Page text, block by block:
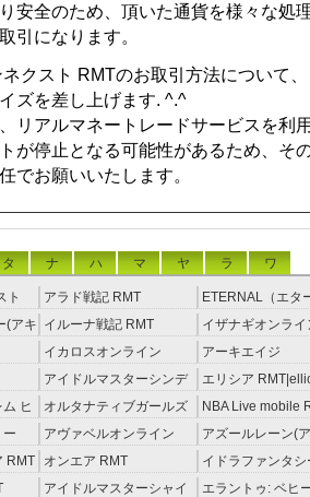
安全のため、頂いた通貨を様々な処
引になります。
クスト RMTのお取引方法について
ズを差し上げます. ^.^
リアルマネートレードサービスを利
が停止となる可能性があるため、そ
でお願いいたします。
タ ナ ハ マ ヤ ラ ワ
ト
アラド戦記 RMT
ETERNAL（エタ
RMT
(アキ イルーナ戦記 RMT
イザナギオンライ
イカロスオンライン
RMT（予約制）
アーキエイジ
RMT|ArcheAge
約制）
アイドルマスターシンデ
レラガールズ(モバマス)
RMT
エリシア
RMT
ヒ
ズ)
オルタナティブガールズ
RMT
NBA Live mobile
ー
アヴァベルオンライン
RMT
アズールレーン(
RMT
RMT オンエア RMT
イドラファンタシ
ーサーガ RMT
アイドルマスターシャイ
エラントゥ: ベヒ